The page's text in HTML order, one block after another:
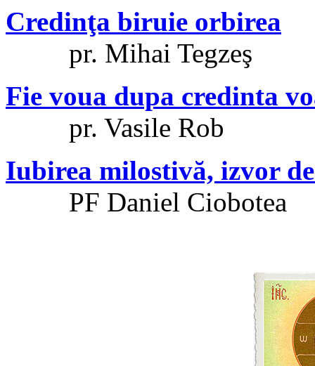
Credinţa biruie orbirea
pr. Mihai Tegzeş
Fie voua dupa credinta
pr. Vasile Rob
Iubirea milostivă, izvor
PF Daniel Ciobotea